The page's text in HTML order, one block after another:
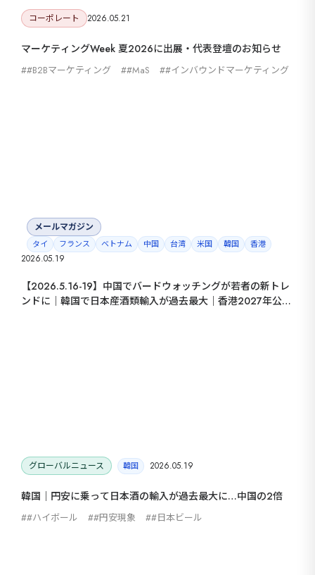
コーポレート 2026.05.21
マーケティングWeek 夏2026に出展・代表登壇のお知らせ
#B2Bマーケティング #MaS #インバウンドマーケティング
メールマガジン
タイ フランス ベトナム 中国 台湾 米国 韓国 香港
2026.05.19
【2026.5.16-19】中国でバードウォッチングが若者の新トレ
ンドに｜韓国で日本産酒類輸入が過去最大｜香港2027年公衆
グローバルニュース 韓国 2026.05.19
韓国｜円安に乗って日本酒の輸入が過去最大に…中国の2倍
#ハイボール #円安現象 #日本ビール